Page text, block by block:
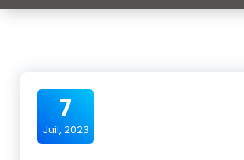
7
Juil, 2023